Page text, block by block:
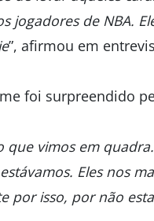
jogadores de NBA.
”, afirmou em
foi surpreendido
que vimos em
Eles nos
por isso, por não